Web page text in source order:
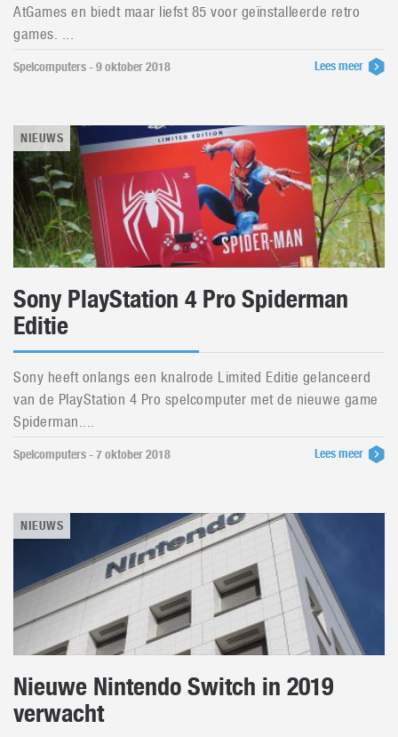
AtGames en biedt maar liefst 85 voor geïnstalleerde retro
games. ...
Spelcomputers - 9 oktober 2018 Lees meer
NIEUWS
Sony PlayStation 4 Pro Spiderman
Editie
Sony heeft onlangs een knalrode Limited Editie gelanceerd
van de PlayStation 4 Pro spelcomputer met de nieuwe game
Spiderman....
Spelcomputers - 7 oktober 2018 Lees meer
NIEUWS
Nieuwe Nintendo Switch in 2019
verwacht